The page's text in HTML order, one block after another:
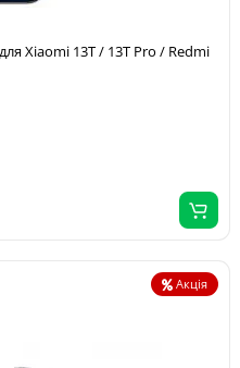
Xiaomi 13T / 13T Pro / Redmi
Акція